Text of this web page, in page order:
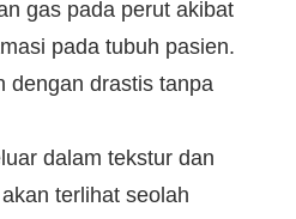
gas pada perut akibat
pada tubuh pasien.
dengan drastis tanpa
dalam tekstur dan
terlihat seolah